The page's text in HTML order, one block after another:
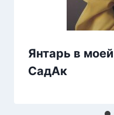
Янтарь в
СадАк